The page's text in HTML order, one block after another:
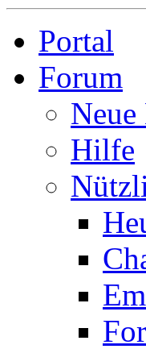
Portal
Forum
Neue
Hilfe